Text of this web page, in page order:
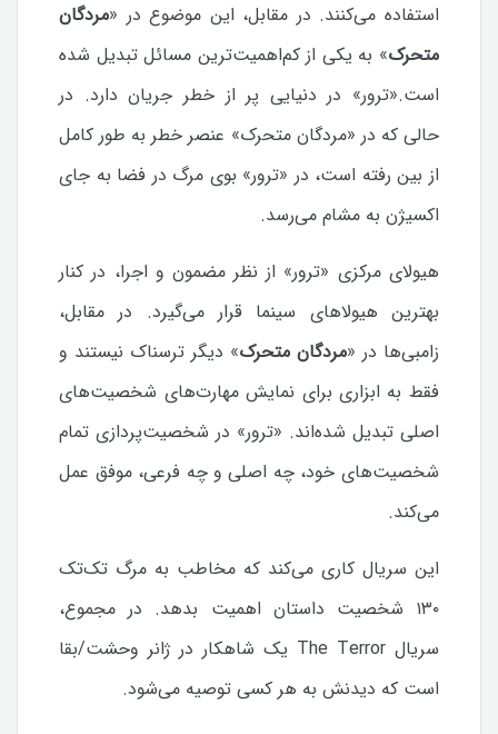
استفاده می‌کنند. در مقابل، این موضوع در «مردگان
متحرک» به یکی از کم‌اهمیت‌ترین مسائل تبدیل شده
است.«ترور» در دنیایی پر از خطر جریان دارد. در
حالی که در «مردگان متحرک» عنصر خطر به طور کامل
از بین رفته است، در «ترور» بوی مرگ در فضا به جای
اکسیژن به مشام می‌رسد.
هیولای مرکزی «ترور» از نظر مضمون و اجرا، در کنار
بهترین هیولاهای سینما قرار می‌گیرد. در مقابل،
زامبی‌ها در «مردگان متحرک» دیگر ترسناک نیستند و
فقط به ابزاری برای نمایش مهارت‌های شخصیت‌های
اصلی تبدیل شده‌اند. «ترور» در شخصیت‌پردازی تمام
شخصیت‌های خود، چه اصلی و چه فرعی، موفق عمل
می‌کند.
این سریال کاری می‌کند که مخاطب به مرگ تک‌تک
۱۳۰ شخصیت داستان اهمیت بدهد.
در مجموع،
سریال The Terror یک شاهکار در ژانر وحشت/بقا
است که دیدنش به هر کسی توصیه می‌شود.